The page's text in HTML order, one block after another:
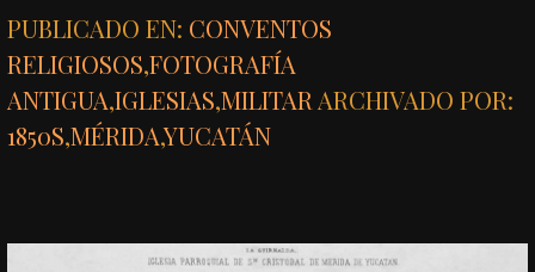
PUBLICADO EN: CONVENTOS
RELIGIOSOS,FOTOGRAFÍA
ANTIGUA,IGLESIAS,MILITARARCHIVADO POR:
1850S,MÉRIDA,YUCATÁN